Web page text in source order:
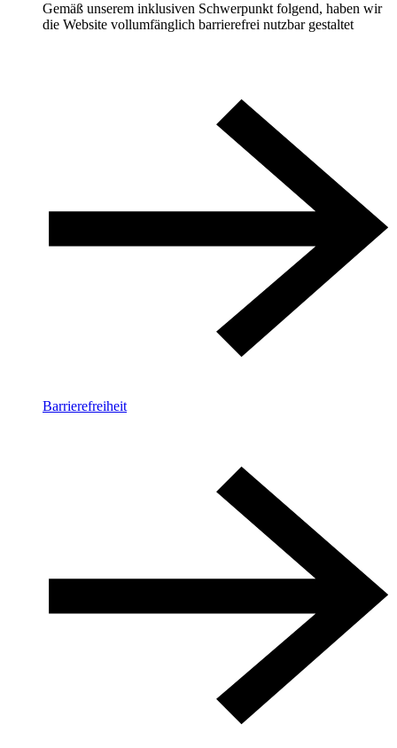
Gemäß unserem inklusiven Schwerpunkt folgend, haben wir
die Website vollumfänglich barrierefrei nutzbar gestaltet
Barrierefreiheit